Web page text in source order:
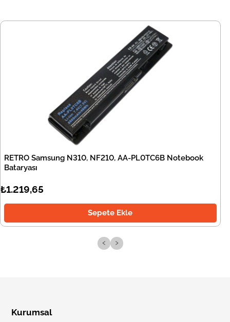
RETRO Samsung N310, NF210, AA-PL0TC6B Notebook
Bataryası
₺1.219,65
Sepete Ekle
‹ ›
Kurumsal